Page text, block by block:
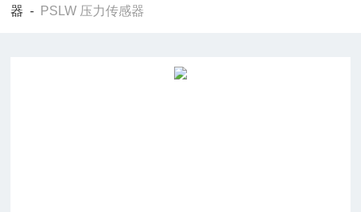
器 - PSLW 压力传感器